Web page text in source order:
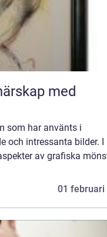
som har använts i
och intressanta bilder. I
av grafiska
01 februari